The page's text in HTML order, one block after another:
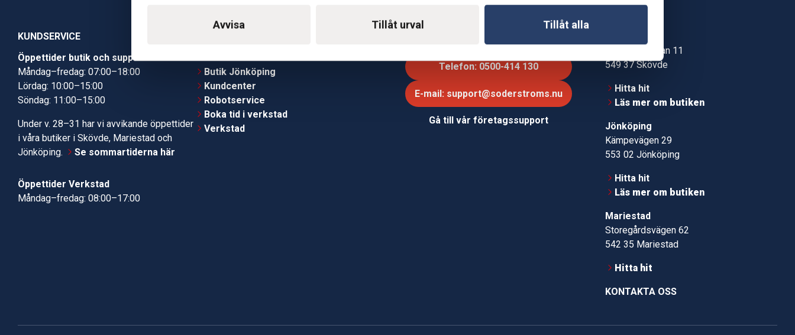
Avvisa Tillåt urval Tillåt alla
KUNDSERVICE
Öppettider butik och support
Måndag–fredag: 07:00–18:00
Lördag: 10:00–15:00
Söndag: 11:00–15:00
Under v. 28–31 har vi avvikande öppettider
i våra butiker i Skövde, Mariestad och
Jönköping.
Se sommartiderna här
Öppettider Verkstad
Måndag–fredag: 08:00–17:00
Butik Skövde
Butik Jönköping
Kundcenter
Robotservice
Boka tid i verkstad
Verkstad
Telefon: 0500-414 130
E-mail: support@soderstroms.nu
Gå till vår företagssupport
Jonstorpsgatan 11
549 37 Skövde
Hitta hit
Läs mer om butiken
Jönköping
Kämpevägen 29
553 02 Jönköping
Hitta hit
Läs mer om butiken
Mariestad
Storegårdsvägen 62
542 35 Mariestad
Hitta hit
KONTAKTA OSS